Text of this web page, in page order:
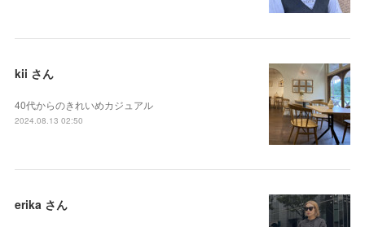
kii さん
40代からのきれいめカジュアル
2024.08.13 02:50
erika さん